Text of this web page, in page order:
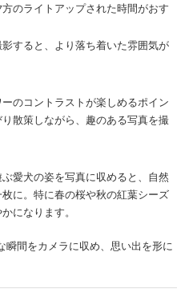
のライトアップされた時間がおす
すると、より落ち着いた雰囲気が
のコントラストが楽しめるポイン
散策しながら、趣のある写真を撮
愛犬の姿を写真に収めると、自然
に。特に春の桜や秋の紅葉シーズ
になります。
瞬間をカメラに収め、思い出を形に